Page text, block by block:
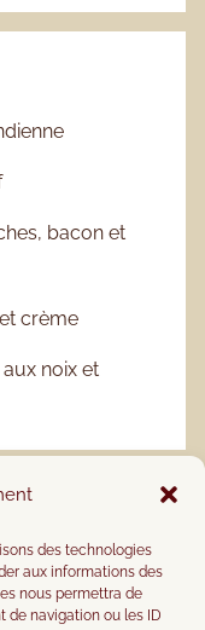
des technologies
aux informations des
nous permettra de
de navigation ou les ID
bacon et
crème
noix et